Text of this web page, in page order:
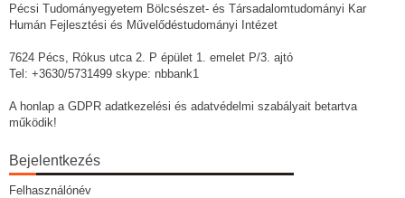
Pécsi Tudományegyetem Bölcsészet- és Társadalomtudományi Kar
Humán Fejlesztési és Művelődéstudományi Intézet
7624 Pécs, Rókus utca 2. P épület 1. emelet P/3. ajtó
Tel: +3630/5731499 skype: nbbank1
A honlap a GDPR adatkezelési és adatvédelmi szabályait betartva
működik!
Bejelentkezés
Felhasználónév